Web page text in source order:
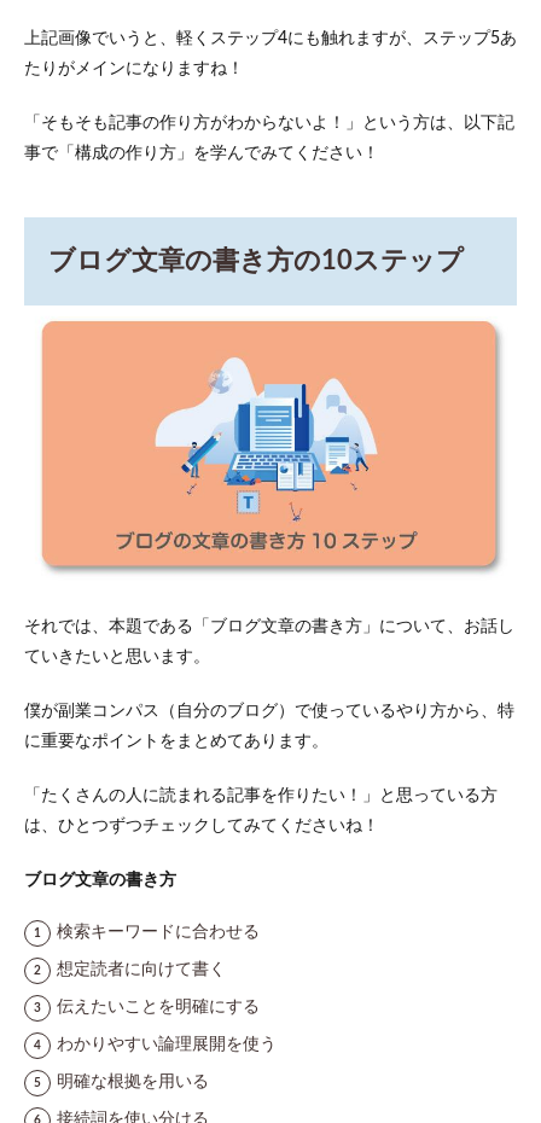
に収
ステ
ップ
9：1
に収
める
2.10
力を
のコ
ツ3
3.1
コツ
イト
を参
する
コツ
手な
ブロ
グ記
事を
てみ
上記画像でいうと、軽くステップ4にも触れますが、ステップ5あ
たりがメインになりますね！
「そもそも記事の作り方がわからないよ！」という方は、以下記
事で「構成の作り方」を学んでみてください！
ブログ文章の書き方の10ステップ
それでは、本題である「ブログ文章の書き方」について、お話し
ていきたいと思います。
僕が副業コンパス（自分のブログ）で使っているやり方から、特
に重要なポイントをまとめてあります。
「たくさんの人に読まれる記事を作りたい！」と思っている方
は、ひとつずつチェックしてみてくださいね！
ブログ文章の書き方
検索キーワードに合わせる
想定読者に向けて書く
伝えたいことを明確にする
わかりやすい論理展開を使う
明確な根拠を用いる